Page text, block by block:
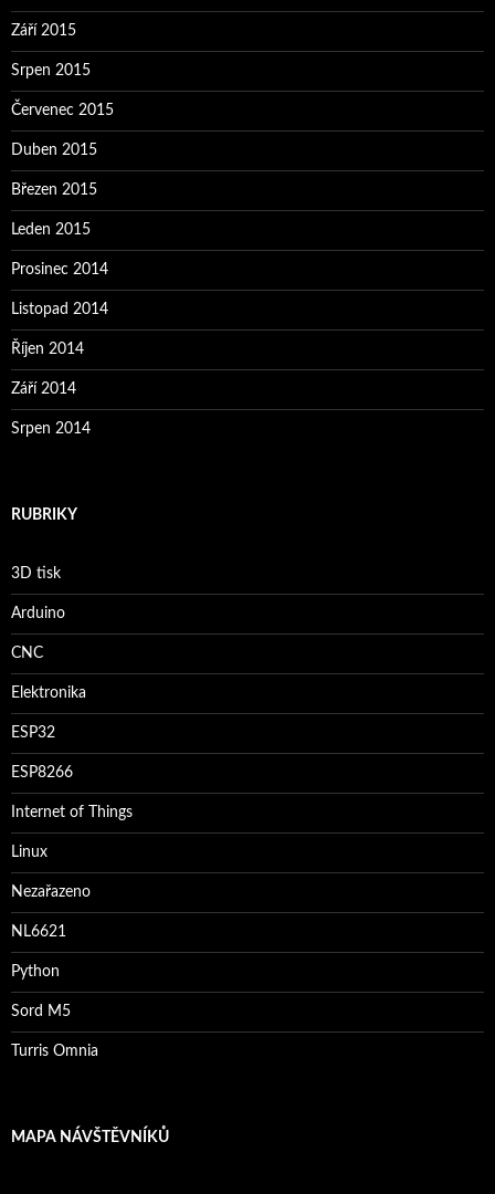
Září 2015
Srpen 2015
Červenec 2015
Duben 2015
Březen 2015
Leden 2015
Prosinec 2014
Listopad 2014
Říjen 2014
Září 2014
Srpen 2014
RUBRIKY
3D tisk
Arduino
CNC
Elektronika
ESP32
ESP8266
Internet of Things
Linux
Nezařazeno
NL6621
Python
Sord M5
Turris Omnia
MAPA NÁVŠTĚVNÍKŮ